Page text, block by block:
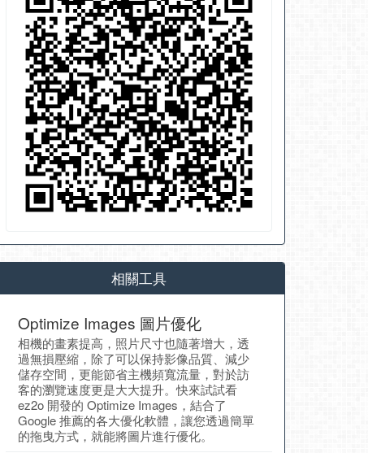
相關工具
Optimize Images 圖片優化
相機的畫素提高，照片尺寸也隨著增大，透
過無損壓縮，除了可以保持影像品質、減少
儲存空間，更能節省主機頻寬流量，對於訪
客的瀏覽速度更是大大提升。快來試試看
ez2o 開發的 Optimize Images，結合了
Google 推薦的各大優化軟體，讓您透過簡單
的拖曳方式，就能將圖片進行優化。